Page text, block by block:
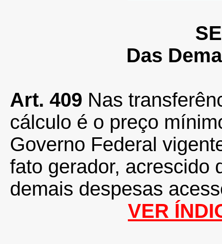
Das
Art. 409 Nas
cálculo é o preço
Governo Federal
fato gerador, acrescido
demais despesas
VER